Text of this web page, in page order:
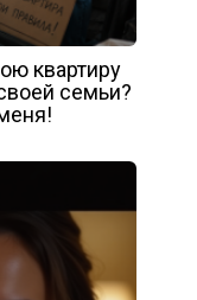
квартиру
семьи?